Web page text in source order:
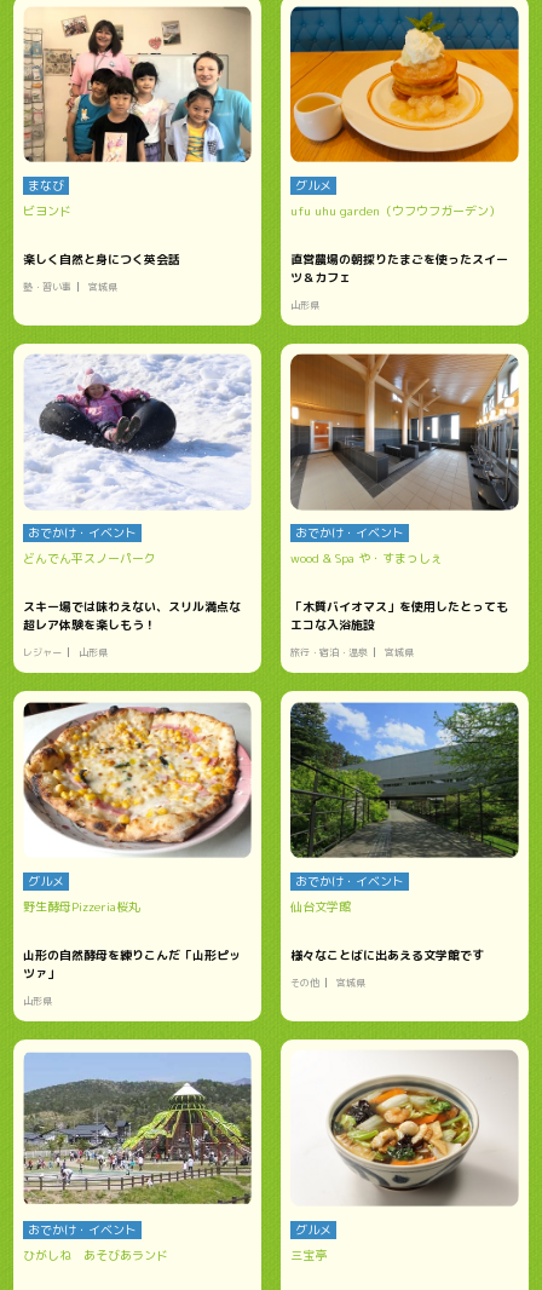
まなび
ビヨンド
楽しく自然と身につく英会話
塾・習い事 宮城県
グルメ
ufu uhu garden（ウフウフガーデン）
直営農場の朝採りたまごを使ったスイー
ツ＆カフェ
山形県
おでかけ・イベント
どんでん平スノーパーク
スキー場では味わえない、スリル満点な
超レア体験を楽しもう！
レジャー 山形県
おでかけ・イベント
wood & Spa や・すまっしぇ
「木質バイオマス」を使用したとっても
エコな入浴施設
旅行・宿泊・温泉 宮城県
グルメ
野生酵母Pizzeria桜丸
山形の自然酵母を練りこんだ「山形ピッ
ツァ」
山形県
おでかけ・イベント
仙台文学館
様々なことばに出あえる文学館です
その他 宮城県
おでかけ・イベント
ひがしね あそびあランド
グルメ
三宝亭